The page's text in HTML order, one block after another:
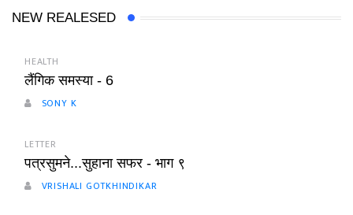
NEW REALESED
HEALTH
लैंगिक समस्या - 6
SONY K
LETTER
पत्रसुमने...सुहाना सफर - भाग ९
VRISHALI GOTKHINDIKAR